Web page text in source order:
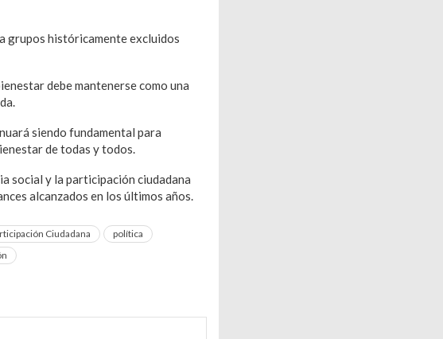
grupos históricamente excluidos
debe mantenerse como una
siendo fundamental para
de todas y todos.
social y la participación ciudadana
alcanzados en los últimos años.
Ciudadana
política